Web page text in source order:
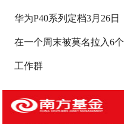
华为P40系列定档3月26日
在一个周末被莫名拉入6个
工作群